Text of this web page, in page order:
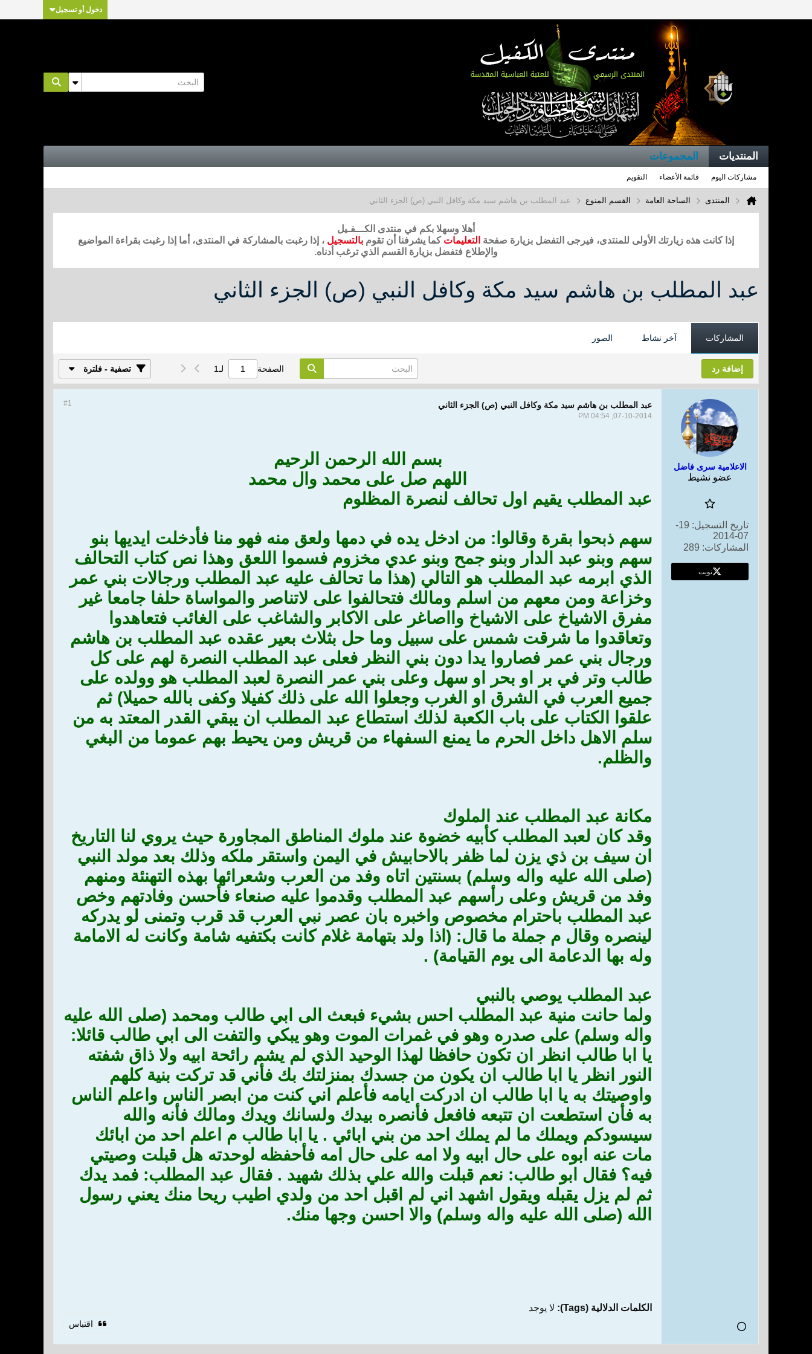
دخول أو تسجيل
المنتديات المجموعات
مشاركات اليوم قائمة الأعضاء التقويم
المنتدى الساحة العامة القسم المنوع عبد المطلب بن هاشم سيد مكة وكافل النبي (ص) الجزء الثاني
أهلا وسهلا بكم في منتدى الكـــفـيل
إذا كانت هذه زيارتك الأولى للمنتدى، فيرجى التفضل بزيارة صفحة التعليمات كما يشرفنا أن تقوم بالتسجيل ، إذا رغبت بالمشاركة في المنتدى، أما إذا رغبت بقراءة المواضيع
والإطلاع فتفضل بزيارة القسم الذي ترغب أدناه.
عبد المطلب بن هاشم سيد مكة وكافل النبي (ص) الجزء الثاني
المشاركات آخر نشاط الصور
إضافة رد الصفحة لـ1 تصفية - فلترة
الاعلامية سرى فاضل
عضو نشيط
تاريخ التسجيل:
19-
07-2014
المشاركات: 289
تويت
#1 عبد المطلب بن هاشم سيد مكة وكافل النبي (ص) الجزء الثاني
07-10-2014, 04:54 PM
بسم الله الرحمن الرحيم
اللهم صل على محمد وال محمد
عبد المطلب يقيم اول تحالف لنصرة المظلوم
سهم ذبحوا بقرة وقالوا: من ادخل يده في دمها ولعق منه فهو منا فأدخلت ايديها بنو
سهم وبنو عبد الدار وبنو جمح وبنو عدي مخزوم فسموا اللعق وهذا نص كتاب التحالف
الذي ابرمه عبد المطلب هو التالي (هذا ما تحالف عليه عبد المطلب ورجالات بني عمر
وخزاعة ومن معهم من اسلم ومالك فتحالفوا على لاتناصر والمواساة حلفا جامعا غير
مفرق الاشياخ على الاشياخ وااصاغر على الاكابر والشاغب على الغائب فتعاهدوا
وتعاقدوا ما شرقت شمس على سبيل وما حل بثلاث بعير عقده عبد المطلب بن هاشم
ورجال بني عمر فصاروا يدا دون بني النظر فعلى عبد المطلب النصرة لهم على كل
طالب وتر في بر او بحر او سهل وعلى بني عمر النصرة لعبد المطلب هو وولده على
جميع العرب في الشرق او الغرب وجعلوا الله على ذلك كفيلا وكفى بالله حميلا) ثم
علقوا الكتاب على باب الكعبة لذلك استطاع عبد المطلب ان يبقي القدر المعتد به من
سلم الاهل داخل الحرم ما يمنع السفهاء من قريش ومن يحيط بهم عموما من البغي
والظلم.
مكانة عبد المطلب عند الملوك
وقد كان لعبد المطلب كأبيه خضوة عند ملوك المناطق المجاورة حيث يروي لنا التاريخ
ان سيف بن ذي يزن لما ظفر بالاحابيش في اليمن واستقر ملكه وذلك بعد مولد النبي
(صلى الله عليه واله وسلم) بسنتين اتاه وفد من العرب وشعرائها بهذه التهنئة ومنهم
وفد من قريش وعلى رأسهم عبد المطلب وقدموا عليه صنعاء فأحسن وفادتهم وخص
عبد المطلب باحترام مخصوص واخبره بان عصر نبي العرب قد قرب وتمنى لو يدركه
لينصره وقال م جملة ما قال: (اذا ولد بتهامة غلام كانت بكتفيه شامة وكانت له الامامة
وله بها الدعامة الى يوم القيامة) .
عبد المطلب يوصي بالنبي
ولما حانت منية عبد المطلب احس بشيء فبعث الى ابي طالب ومحمد (صلى الله عليه
واله وسلم) على صدره وهو في غمرات الموت وهو يبكي والتفت الى ابي طالب قائلا:
يا ابا طالب انظر ان تكون حافظا لهذا الوحيد الذي لم يشم رائحة ابيه ولا ذاق شفته
النور انظر يا ابا طالب ان يكون من جسدك بمنزلتك بك فأني قد تركت بنية كلهم
واوصيتك به يا ابا طالب ان ادركت ايامه فأعلم اني كنت من ابصر الناس واعلم الناس
به فأن استطعت ان تتبعه فافعل فأنصره بيدك ولسانك ويدك ومالك فأنه والله
سيسودكم ويملك ما لم يملك احد من بني ابائي . يا ابا طالب م اعلم احد من ابائك
مات عنه ابوه على حال ابيه ولا امه على حال امه فأحفظه لوحدته هل قبلت وصيتي
فيه؟ فقال ابو طالب: نعم قبلت والله علي بذلك شهيد . فقال عبد المطلب: فمد يدك
ثم لم يزل يقبله ويقول اشهد اني لم اقبل احد من ولدي اطيب ريحا منك يعني رسول
الله (صلى الله عليه واله وسلم) والا احسن وجها منك.
الكلمات الدلالية (Tags): لا يوجد
اقتباس